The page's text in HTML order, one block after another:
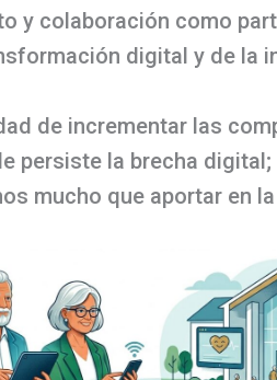
y colaboración como
digital y de la
de incrementar las
persiste la brecha
mucho que aportar en